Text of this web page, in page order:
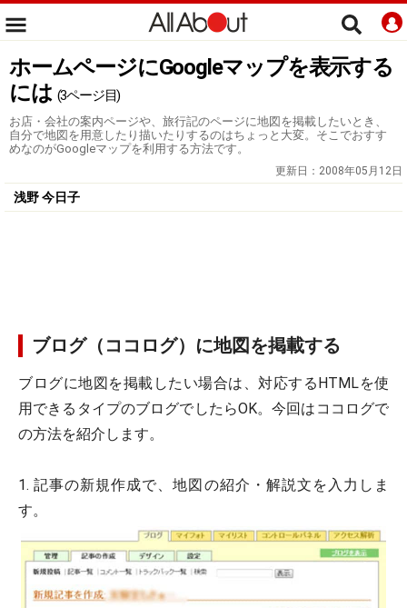
ホームページにGoogleマップを表示する
には (3ページ目)
お店・会社の案内ページや、旅行記のページに地図を掲載したいとき、
自分で地図を用意したり描いたりするのはちょっと大変。そこでおすす
めなのがGoogleマップを利用する方法です。
更新日： 2008年05月12日
浅野 今日子
ブログ（ココログ）に地図を掲載する
ブログに地図を掲載したい場合は、対応するHTMLを使
用できるタイプのブログでしたらOK。今回はココログで
の方法を紹介します。
1. 記事の新規作成で、地図の紹介・解説文を入力しま
す。